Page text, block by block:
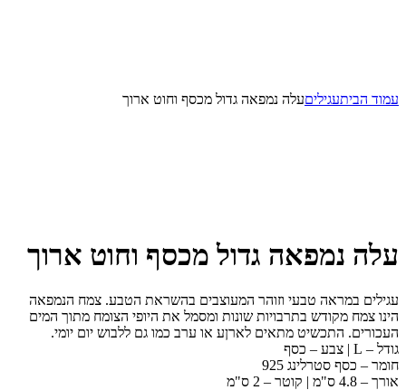
עמוד הביתעגיליםעלה נמפאה גדול מכסף וחוט ארוך
עלה נמפאה גדול מכסף וחוט ארוך
עגילים במראה טבעי וזוהר המעוצבים בהשראת הטבע. צמח הנמפאה
הינו צמח מקודש בתרבויות שונות ומסמל את היופי הצומח מתוך המים
העכורים. התכשיט מתאים לארןע או ערב כמו גם ללבוש יום יומי.
גודל – L | צבע – כסף
חומר – כסף סטרלינג 925
אורך – 4.8 ס"מ | קוטר – 2 ס"מ